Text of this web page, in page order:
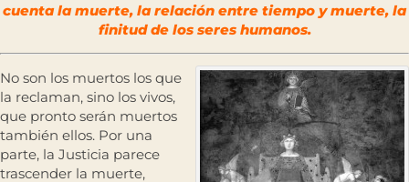
cuenta la muerte, la relación entre tiempo y muerte, la
finitud de los seres humanos.
No son los muertos los que
la reclaman, sino los vivos,
que pronto serán muertos
también ellos. Por una
parte, la Justicia parece
trascender la muerte,